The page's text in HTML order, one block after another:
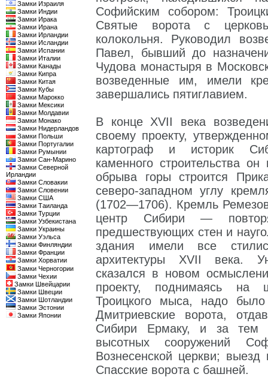
Замки Израиля
Замки Индии
Замки Ирака
Замки Ирана
Замки Ирландии
Замки Исландии
Замки Испании
Замки Италии
Замки Канады
Замки Кипра
Замки Китая
Замки Кубы
Замки Марокко
Замки Мексики
Замки Молдавии
Замки Монако
Замки Нидерландов
Замки Польши
Замки Португалии
Замки Румынии
Замки Сан-Марино
Замки Северной
Ирландии
Замки Словакии
Замки Словении
Замки США
Замки Таиланда
Замки Турции
Замки Узбекистана
Замки Украины
Замки Уэльса
Замки Финляндии
Замки Франции
Замки Хорватии
Замки Черногории
Замки Чехии
Замки Швейцарии
Замки Швеции
Замки Шотландии
Замки Эстонии
Замки Японии
Софийским собором:
Святые ворота с
колокольня. Руководил
Павел, бывший до
Чудова монастыря в
возведенные им, имели
завершались пятиглавием.
В конце XVII века
своему проекту,
картограф и историк
каменного строительства
обрыва горы строится
северо-западном углу
(1702—1706). Кремль
центр Сибири —
предшествующих стен и
здания имели все
архитектуры XVII века.
сказался в новом
проекту, поднимаясь на
Троицкого мыса, надо
Дмитриевские ворота,
Сибири Ермаку, и за тем
высотных сооружений
Вознесенской церкви;
Спасские ворота с башней.